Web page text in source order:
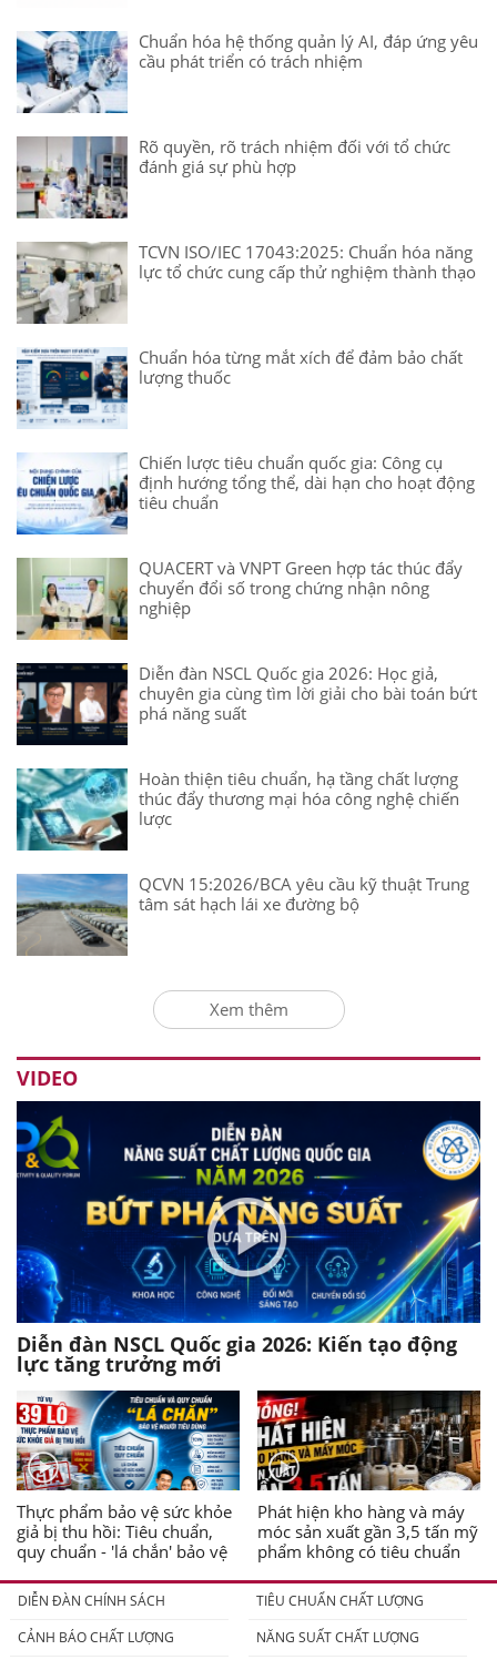
Chuẩn hóa hệ thống quản lý AI, đáp ứng yêu
cầu phát triển có trách nhiệm
Rõ quyền, rõ trách nhiệm đối với tổ chức
đánh giá sự phù hợp
TCVN ISO/IEC 17043:2025: Chuẩn hóa năng
lực tổ chức cung cấp thử nghiệm thành thạo
Chuẩn hóa từng mắt xích để đảm bảo chất
lượng thuốc
Chiến lược tiêu chuẩn quốc gia: Công cụ
định hướng tổng thể, dài hạn cho hoạt động
tiêu chuẩn
QUACERT và VNPT Green hợp tác thúc đẩy
chuyển đổi số trong chứng nhận nông
nghiệp
Diễn đàn NSCL Quốc gia 2026: Học giả,
chuyên gia cùng tìm lời giải cho bài toán bứt
phá năng suất
Hoàn thiện tiêu chuẩn, hạ tầng chất lượng
thúc đẩy thương mại hóa công nghệ chiến
lược
QCVN 15:2026/BCA yêu cầu kỹ thuật Trung
tâm sát hạch lái xe đường bộ
Xem thêm
VIDEO
Diễn đàn NSCL Quốc gia 2026: Kiến tạo động
lực tăng trưởng mới
Thực phẩm bảo vệ sức khỏe
giả bị thu hồi: Tiêu chuẩn,
quy chuẩn - 'lá chắn' bảo vệ
Phát hiện kho hàng và máy
móc sản xuất gần 3,5 tấn mỹ
phẩm không có tiêu chuẩn
DIỄN ĐÀN CHÍNH SÁCH
TIÊU CHUẨN CHẤT LƯỢNG
CẢNH BÁO CHẤT LƯỢNG
NĂNG SUẤT CHẤT LƯỢNG